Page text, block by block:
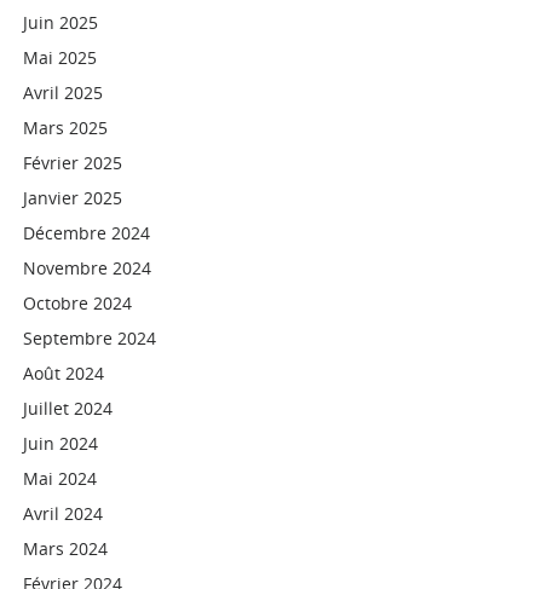
Juin 2025
Mai 2025
Avril 2025
Mars 2025
Février 2025
Janvier 2025
Décembre 2024
Novembre 2024
Octobre 2024
Septembre 2024
Août 2024
Juillet 2024
Juin 2024
Mai 2024
Avril 2024
Mars 2024
Février 2024